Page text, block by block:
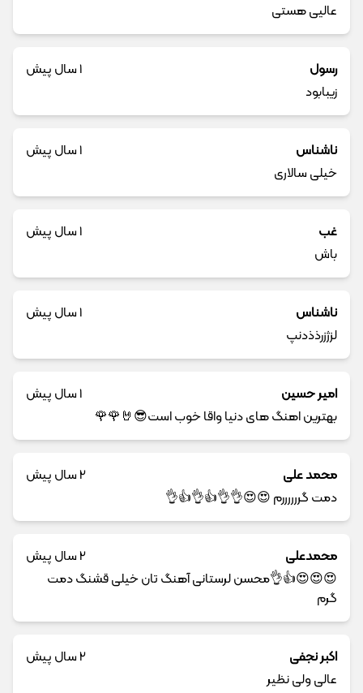
عالیی هستی
رسول
1 سال پیش
زیبابود
ناشناس
1 سال پیش
خیلی سالاری
غب
1 سال پیش
باش
ناشناس
1 سال پیش
لزژزرذذدنپ
امیر حسین
1 سال پیش
بهترین اهنگ های دنیا واقا خوب است😎🤘🌹🌹
محمد علی
2 سال پیش
دمت گررررررم 😍😍👌👌👍👌👍👌
محمدعلی
2 سال پیش
😍😍😍👍👌محسن لرستانی آهنگ تان خیلی قشنگ دمت
گرم
اکبر نجفی
2 سال پیش
عالی ولی نظیر